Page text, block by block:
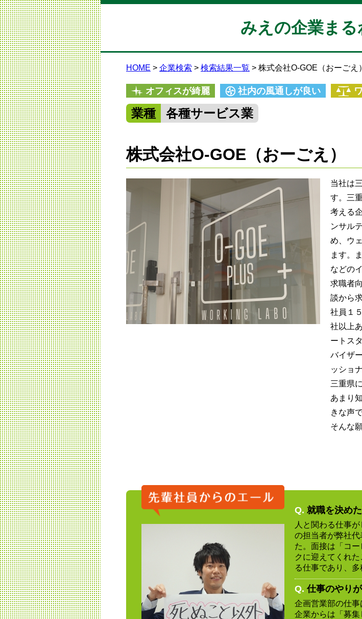
みえの企業まる
HOME 企業検索 検索結果一覧 株式会社O-GOE（おーごえ）
オフィスが綺麗 社内の風通しが良い
業種 各種サービス業
株式会社O-GOE（おーごえ）
当社は
す。三
考える
ンサル
め、ウ
ます。
などの
求職者
談から
社員１
社以上
ートス
バイザ
ッショ
三重県
あまり
きな声
そんな
Q. 就職を決め
人と関わる仕事
の担当者が弊社
た。面接は「コ
クに迎えてくれ
る仕事であり、
Q. 仕事のやり
企画営業部の仕事
企業からは「募